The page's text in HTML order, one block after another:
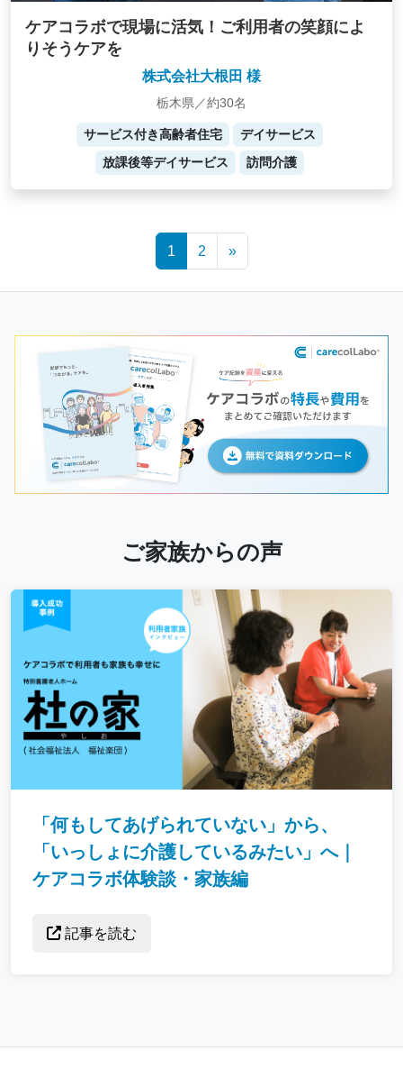
ケアコラボで現場に活気！ご利用者の笑顔によ
りそうケアを
株式会社大根田 様
栃木県／約30名
サービス付き高齢者住宅
デイサービス
放課後等デイサービス
訪問介護
1 2 »
ご家族からの声
「何もしてあげられていない」から、
「いっしょに介護しているみたい」へ｜
ケアコラボ体験談・家族編
記事を読む